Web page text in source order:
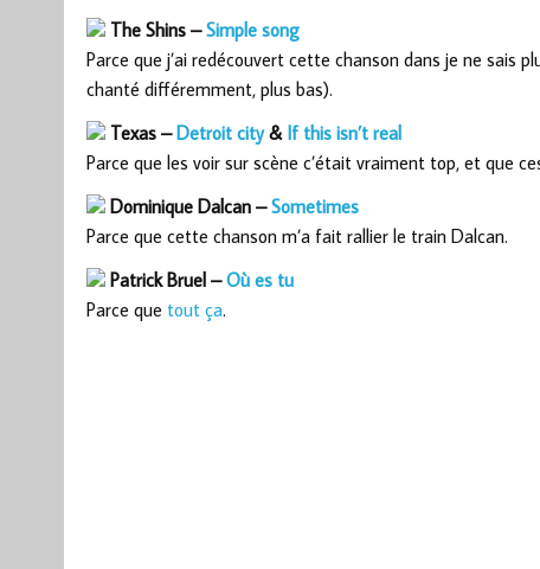
The Shins –Simple song
Parce que j’ai redécouvert cette chanson dans je ne sais
chanté différemment, plus bas).
Texas – Detroit city& If this isn’t real
Parce que les voir sur scène c’était vraiment top, et que
Dominique Dalcan –Sometimes
Parce que cette chanson m’a fait rallier le train Dalcan.
Patrick Bruel –Où es tu
Parce que tout ça.